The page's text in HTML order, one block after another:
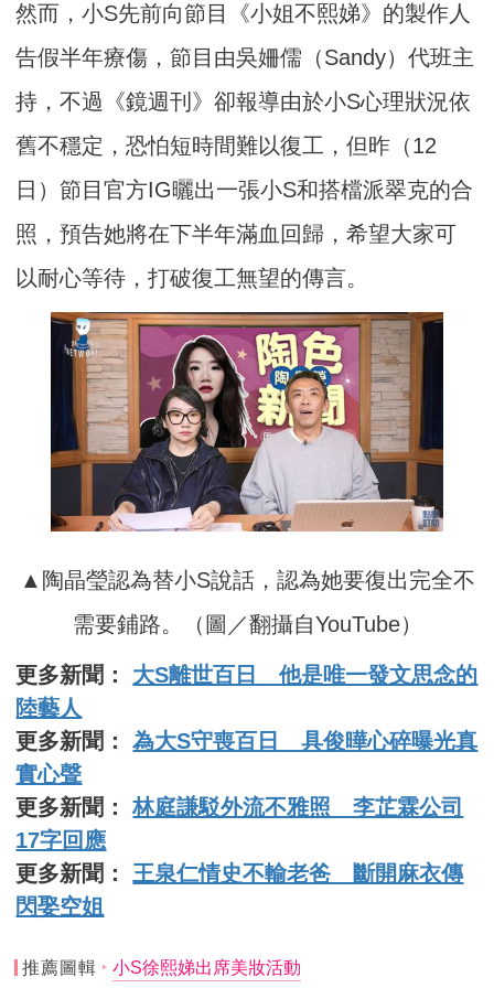
然而，小S先前向節目《小姐不熙娣》的製作人
告假半年療傷，節目由吳姍儒（Sandy）代班主
持，不過《鏡週刊》卻報導由於小S心理狀況依
舊不穩定，恐怕短時間難以復工，但昨（12
日）節目官方IG曬出一張小S和搭檔派翠克的合
照，預告她將在下半年滿血回歸，希望大家可
以耐心等待，打破復工無望的傳言。
▲陶晶瑩認為替小S說話，認為她要復出完全不
需要鋪路。（圖／翻攝自YouTube）
更多新聞： 大S離世百日 他是唯一發文思念的
陸藝人
更多新聞：為大S守喪百日 具俊曄心碎曝光真
實心聲
更多新聞：林庭謙駁外流不雅照 李芷霖公司
17字回應
更多新聞： 王泉仁情史不輸老爸 斷開麻衣傳
閃娶空姐
推薦圖輯 小S徐熙娣出席美妝活動